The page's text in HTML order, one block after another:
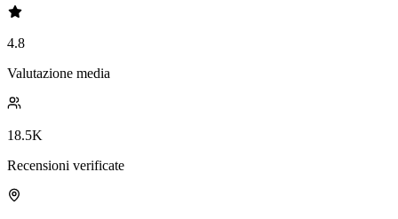
4.8
Valutazione media
18.5K
Recensioni verificate